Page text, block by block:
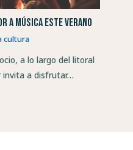
a música este verano
cultura
a lo largo del litoral
invita a disfrutar…